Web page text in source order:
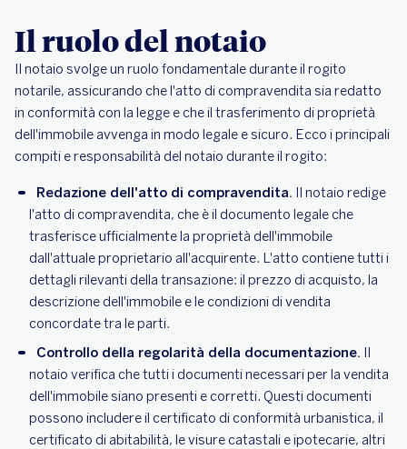
Il ruolo del notaio
Il notaio svolge un ruolo fondamentale durante il rogito
notarile, assicurando che l'atto di compravendita sia redatto
in conformità con la legge e che il trasferimento di proprietà
dell'immobile avvenga in modo legale e sicuro. Ecco i principali
compiti e responsabilità del notaio durante il rogito:
Redazione dell'atto di compravendita. Il notaio redige
l'atto di compravendita, che è il documento legale che
trasferisce ufficialmente la proprietà dell'immobile
dall'attuale proprietario all'acquirente. L'atto contiene tutti i
dettagli rilevanti della transazione: il prezzo di acquisto, la
descrizione dell'immobile e le condizioni di vendita
concordate tra le parti.
Controllo della regolarità della documentazione. Il
notaio verifica che tutti i documenti necessari per la vendita
dell'immobile siano presenti e corretti. Questi documenti
possono includere il certificato di conformità urbanistica, il
certificato di abitabilità, le visure catastali e ipotecarie, altri